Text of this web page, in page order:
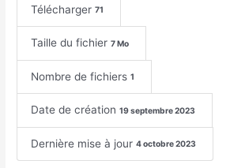
Télécharger 71
Taille du fichier 7 Mo
Nombre de fichiers 1
Date de création 19 septembre 2023
Dernière mise à jour 4 octobre 2023